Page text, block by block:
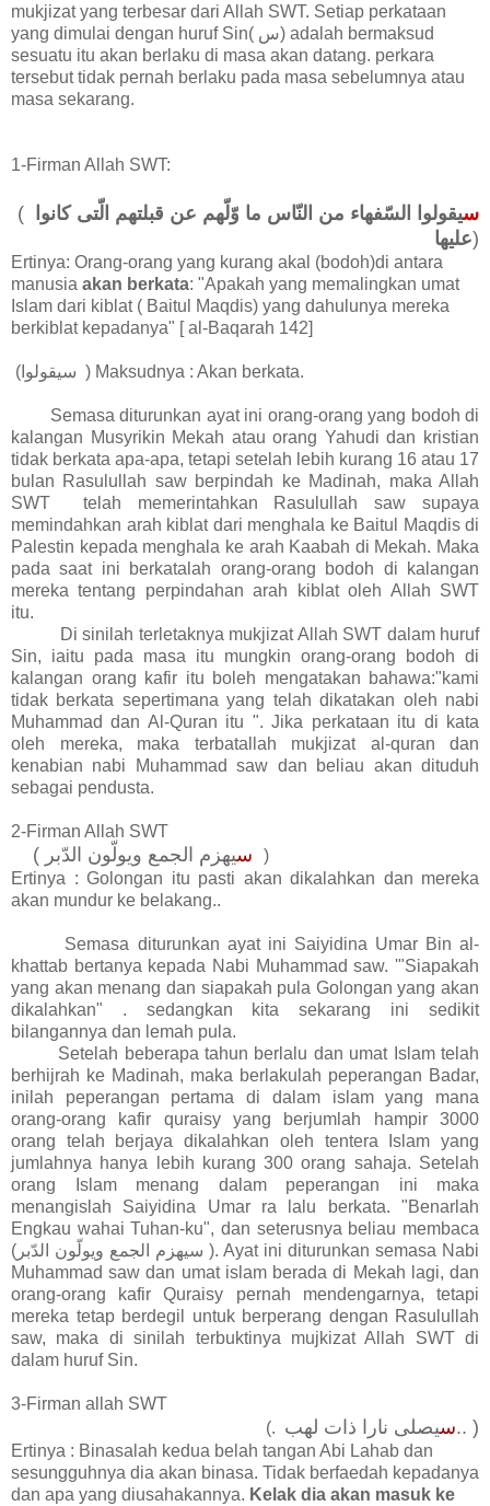
mukjizat yang terbesar dari Allah SWT. Setiap perkataan
yang dimulai dengan huruf Sin( س) adalah bermaksud
sesuatu itu akan berlaku di masa akan datang. perkara
tersebut tidak pernah berlaku pada masa sebelumnya atau
masa sekarang.
1-Firman Allah SWT:
( سيقولوا السّفهاء من النّاس ما وّلّهم عن قبلتهم الّتى كانوا
عليها)
Ertinya: Orang-orang yang kurang akal (bodoh)di antara
manusia akan berkata: "Apakah yang memalingkan umat
Islam dari kiblat ( Baitul Maqdis) yang dahulunya mereka
berkiblat kepadanya" [ al-Baqarah 142]
(سيقولوا ) Maksudnya : Akan berkata.
Semasa diturunkan ayat ini orang-orang yang bodoh di
kalangan Musyrikin Mekah atau orang Yahudi dan kristian
tidak berkata apa-apa, tetapi setelah lebih kurang 16 atau 17
bulan Rasulullah saw berpindah ke Madinah, maka Allah
SWT telah memerintahkan Rasulullah saw supaya
memindahkan arah kiblat dari menghala ke Baitul Maqdis di
Palestin kepada menghala ke arah Kaabah di Mekah. Maka
pada saat ini berkatalah orang-orang bodoh di kalangan
mereka tentang perpindahan arah kiblat oleh Allah SWT
itu.
Di sinilah terletaknya mukjizat Allah SWT dalam huruf
Sin, iaitu pada masa itu mungkin orang-orang bodoh di
kalangan orang kafir itu boleh mengatakan bahawa:"kami
tidak berkata sepertimana yang telah dikatakan oleh nabi
Muhammad dan Al-Quran itu ". Jika perkataan itu di kata
oleh mereka, maka terbatallah mukjizat al-quran dan
kenabian nabi Muhammad saw dan beliau akan dituduh
sebagai pendusta.
2-Firman Allah SWT
( س
)
Ertinya : Golongan itu pasti akan dikalahkan dan mereka
akan mundur ke belakang..
Semasa diturunkan ayat ini Saiyidina Umar Bin al-
khattab bertanya kepada Nabi Muhammad saw. '"Siapakah
yang akan menang dan siapakah pula Golongan yang akan
dikalahkan" . sedangkan kita sekarang ini sedikit
bilangannya dan lemah pula.
Setelah beberapa tahun berlalu dan umat Islam telah
berhijrah ke Madinah, maka berlakulah peperangan Badar,
inilah peperangan pertama di dalam islam yang mana
orang-orang kafir quraisy yang berjumlah hampir 3000
orang telah berjaya dikalahkan oleh tentera Islam yang
jumlahnya hanya lebih kurang 300 orang sahaja. Setelah
orang Islam menang dalam peperangan ini maka
menangislah Saiyidina Umar ra lalu berkata. "Benarlah
Engkau wahai Tuhan-ku", dan seterusnya beliau membaca
(سيهزم الجمع ويولّون الدّبر ). Ayat ini diturunkan semasa Nabi
Muhammad saw dan umat islam berada di Mekah lagi, dan
orang-orang kafir Quraisy pernah mendengarnya, tetapi
mereka tetap berdegil untuk berperang dengan Rasulullah
saw, maka di sinilah terbuktinya mujkizat Allah SWT di
dalam huruf Sin.
3-Firman allah SWT
(.
سيصلى نارا ذات لهب.. )
Ertinya : Binasalah kedua belah tangan Abi Lahab dan
sesungguhnya dia akan binasa. Tidak berfaedah kepadanya
dan apa yang diusahakannya. Kelak dia akan masuk ke